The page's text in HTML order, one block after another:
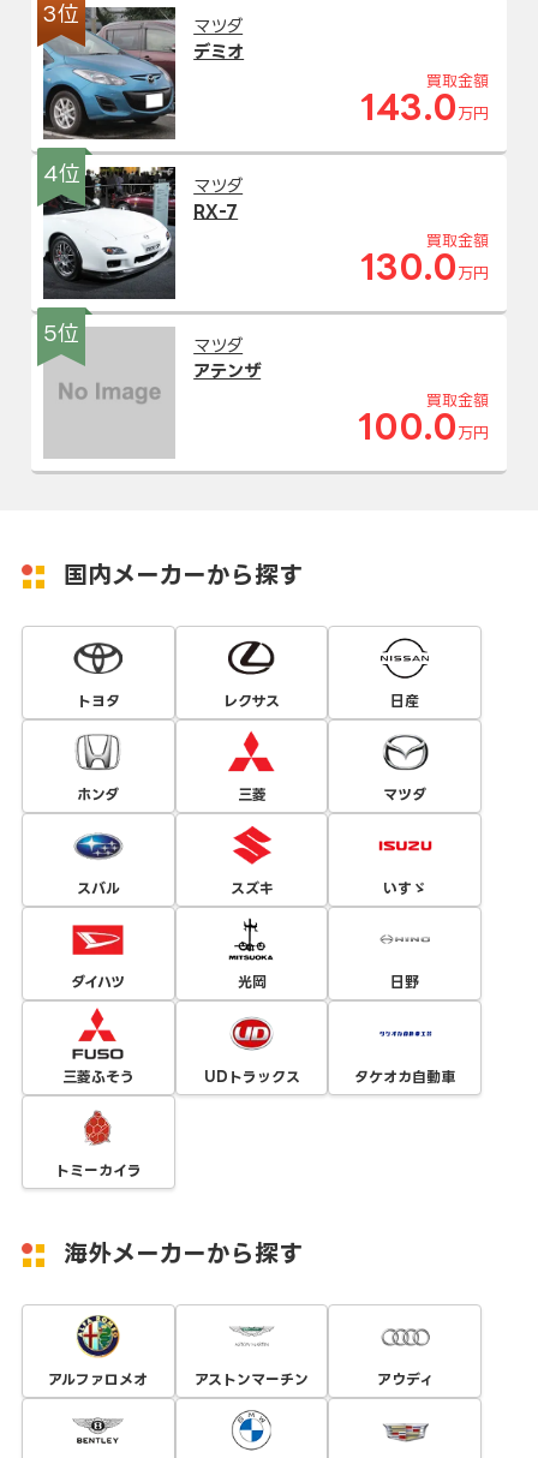
3位
マツダ
デミオ
買取金額
143.0 万円
4位
マツダ
RX-7
買取金額
130.0 万円
5位
マツダ
アテンザ
買取金額
100.0 万円
国内メーカーから探す
トヨタ レクサス 日産
ホンダ 三菱 マツダ
スバル スズキ いすゞ
ダイハツ 光岡 日野
三菱ふそう UDトラックス タケオカ自動車
トミーカイラ
海外メーカーから探す
アルファロメオ アストンマーチン アウディ